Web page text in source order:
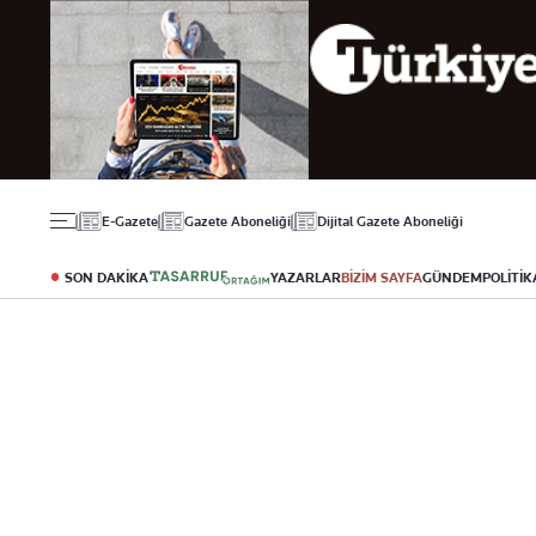
E-Gazete Gazete Aboneliği Dijital Gazete Aboneliği
SON DAKİKA YAZARLARBİZİM SAYFAGÜNDEM
Politika
Ekonomi
Borsa
Altın
Döviz
Hisse Senedi
Kripto Para
T-Otomobil
Futbol
Puan Durumu